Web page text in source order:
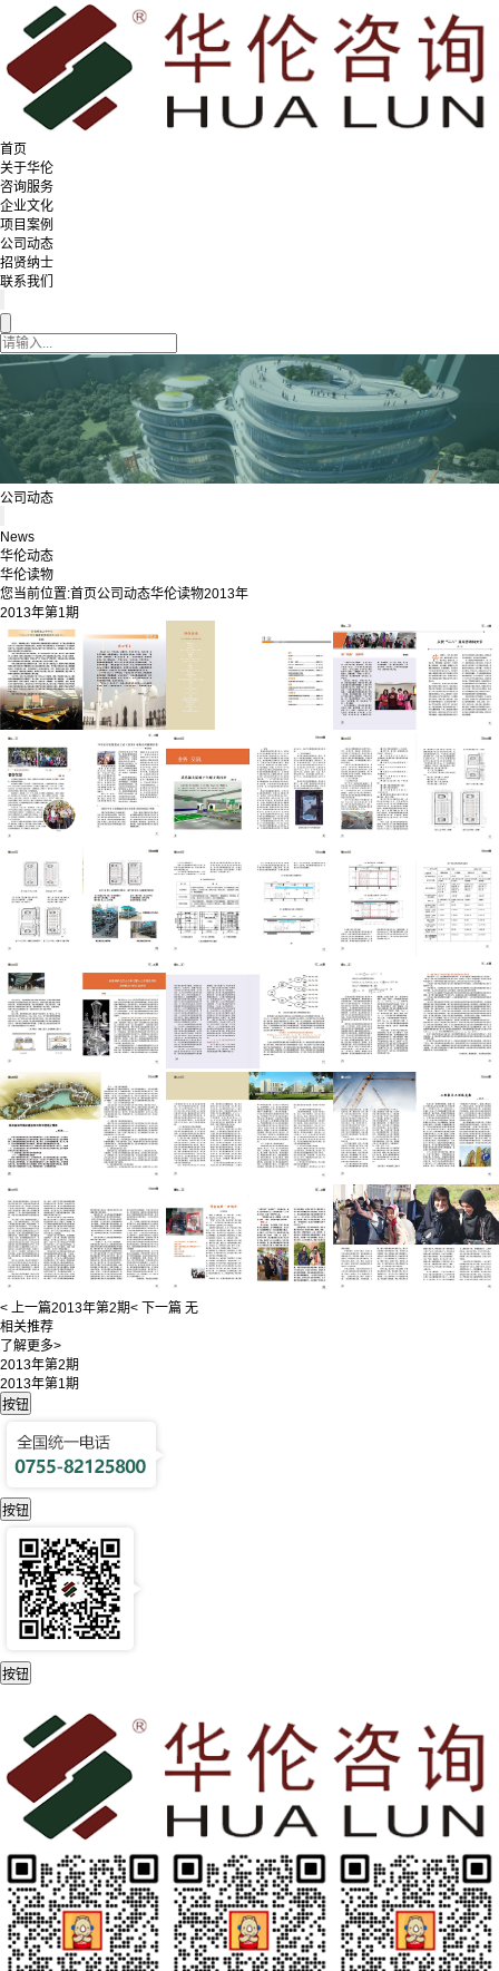
首页
关于华伦
咨询服务
企业文化
项目案例
公司动态
招贤纳士
联系我们
公司动态
News
华伦动态
华伦读物
您当前位置:首页公司动态华伦读物2013年
2013年第1期
< 上一篇2013年第2期< 下一篇 无
相关推荐
了解更多>
2013年第2期
2013年第1期